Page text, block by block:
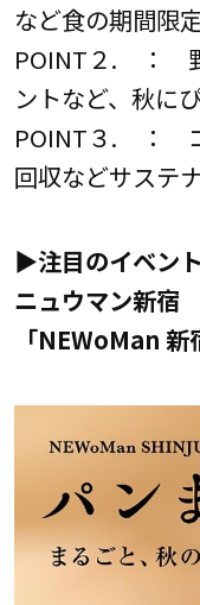
など食の期間限
POINT２. ：
ントなど、秋に
POINT３. ：
回収などサステ
▶注目のイベント
ニュウマン新宿
「NEWoMan